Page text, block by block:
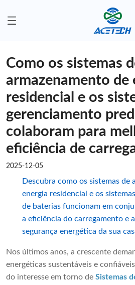
Como os sistemas
armazenamento de
residencial e os
gerenciamento
colaboram para
eficiência de
2025-12-05
Descubra como os sistemas de
energia residencial e os
de baterias funcionam em
a eficiência do carregamento e
segurança energética da sua
Nos últimos anos, a crescente
energéticas sustentáveis ​​e
do interesse em torno de Sistemas